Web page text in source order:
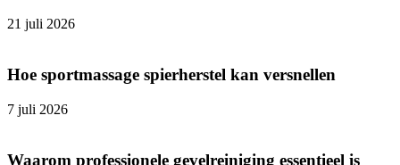
21 juli 2026
Hoe sportmassage spierherstel kan versnellen
7 juli 2026
Waarom professionele gevelreiniging essentieel is